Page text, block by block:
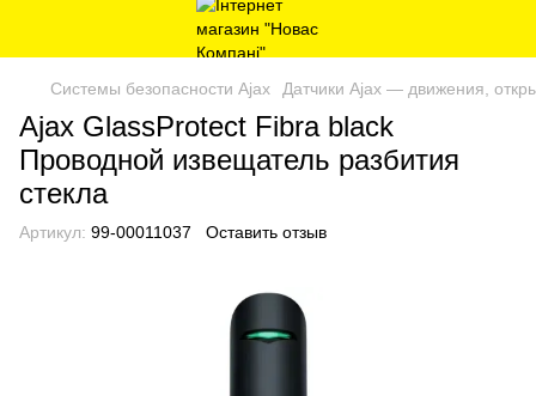
Системы безопасности Ajax Датчики Ajax — движения,
Ajax GlassProtect Fibra black
Проводной извещатель разбития
стекла
Артикул: 99-00011037 Оставить отзыв